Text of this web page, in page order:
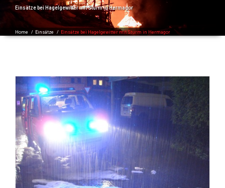
Einsätze bei Hagelgewitter mit Sturm in Hermagor
Home / Einsätze / Einsätze bei Hagelgewitter mit Sturm in Hermagor